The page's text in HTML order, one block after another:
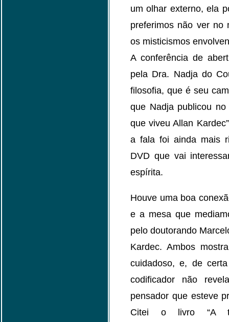
um olhar externo, ela
preferimos não ver no
os misticismos
A conferência de
pela Dra. Nadja do
filosofia, que é seu
que Nadja publicou
que viveu Allan
a fala foi ainda mais
DVD que vai
espírita.
Houve uma boa
e a mesa que
pelo doutorando
Kardec. Ambos
cuidadoso, e, de
codificador não
pensador que esteve
Citei o livro “A